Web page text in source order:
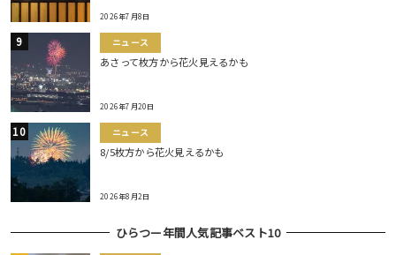
2026年7月8日
ニュース
あさって枚方から花火見えるかも
2026年7月20日
ニュース
8/5枚方から花火見えるかも
2026年8月2日
ひらつー年間人気記事ベスト10